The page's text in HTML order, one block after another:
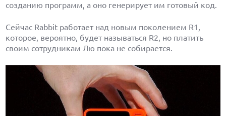
созданию программ, а оно генерирует им готовый код.
Сейчас Rabbit работает над новым поколением R1,
которое, вероятно, будет называться R2, но платить
своим сотрудникам Лю пока не собирается.